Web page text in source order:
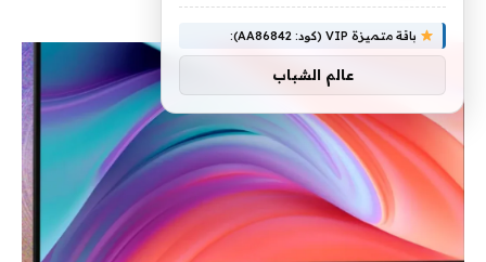
باقة متميزة VIP (كود: AA86842):
عالم الشباب